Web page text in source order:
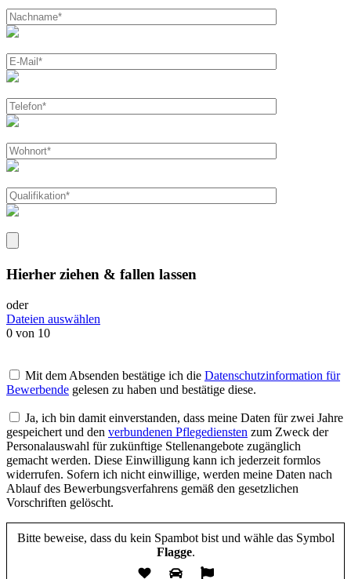
leer.
Hierher ziehen & fallen lassen
oder
Dateien auswählen
0 von 10
Mit dem Absenden bestätige ich die Datenschutzinformation für
Bewerbende gelesen zu haben und bestätige diese.
Ja, ich bin damit einverstanden, dass meine Daten für zwei Jahre
gespeichert und den verbundenen Pflegediensten zum Zweck der
Personalauswahl für zukünftige Stellenangebote zugänglich
gemacht werden. Diese Einwilligung kann ich jederzeit formlos
widerrufen. Sofern ich nicht einwillige, werden meine Daten nach
Ablauf des Bewerbungsverfahrens gemäß den gesetzlichen
Vorschriften gelöscht.
Bitte beweise, dass du kein Spambot bist und wähle das Symbol
Flagge.